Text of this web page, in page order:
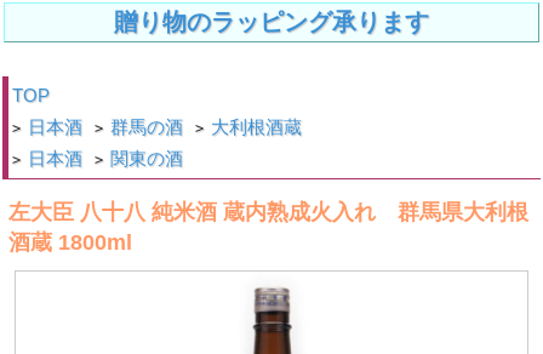
贈り物のラッピング承ります
TOP
> 日本酒 > 群馬の酒 > 大利根酒蔵
> 日本酒 > 関東の酒
左大臣 八十八 純米酒 蔵内熟成火入れ 群馬県大利根
酒蔵 1800ml